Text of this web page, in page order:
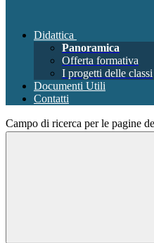
Didattica
Panoramica
Offerta formativa
I progetti delle classi
Documenti Utili
Contatti
Campo di ricerca per le pagine